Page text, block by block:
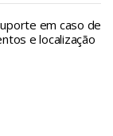
em caso de
e localização